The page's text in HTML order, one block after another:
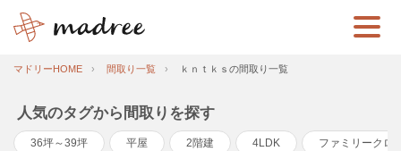
マドリーHOME 間取り一覧 ｋｎｔｋｓの間取り一覧
人気のタグから間取りを探す
36坪～39坪 平屋 2階建 4LDK ファミリークロ